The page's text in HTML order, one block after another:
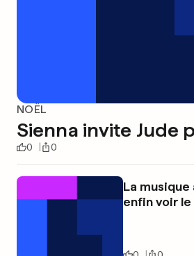
NOËL
Sienna invite Jude
0 0
La
enfin voir